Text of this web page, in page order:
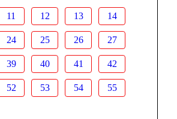
11 12 13 14
24 25 26 27
39 40 41 42
52 53 54 55